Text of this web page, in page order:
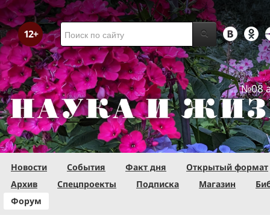
№08
Новости События Факт дня
Открытый формат
Архив
Спецпроекты Подписка Магазин
Форум